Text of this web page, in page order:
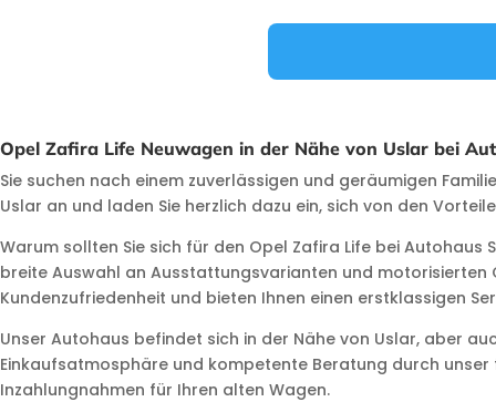
Opel Zafira Life Neuwagen in der Nähe von Uslar bei
Sie suchen nach einem zuverlässigen und geräumigen
Uslar an und laden Sie herzlich dazu ein, sich von den
Warum sollten Sie sich für den Opel Zafira Life bei
breite Auswahl an Ausstattungsvarianten und motorisierten
Kundenzufriedenheit und bieten Ihnen einen erstklassigen
Unser Autohaus befindet sich in der Nähe von Uslar, aber
Einkaufsatmosphäre und kompetente Beratung durch
Inzahlungnahmen für Ihren alten Wagen.